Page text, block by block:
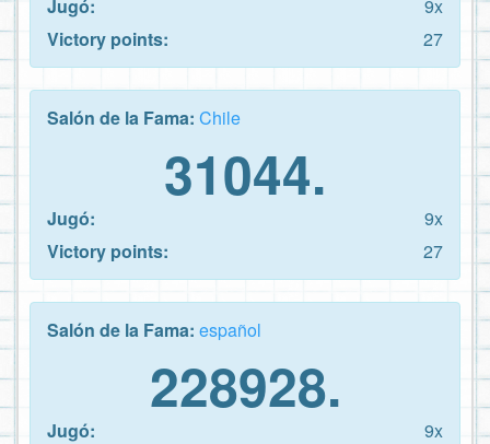
Jugó:
9x
Victory points:
27
Salón de la Fama: Chile
31044.
Jugó:
9x
Victory points:
27
Salón de la Fama: español
228928.
Jugó:
9x